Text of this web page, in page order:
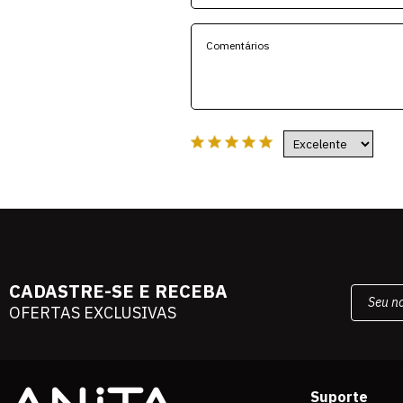
CADASTRE-SE E RECEBA
OFERTAS EXCLUSIVAS
Suporte